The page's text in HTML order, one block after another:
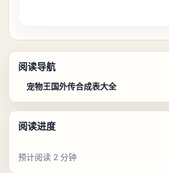
阅读导航
宠物王国外传合成表大全
阅读进度
预计阅读 2 分钟